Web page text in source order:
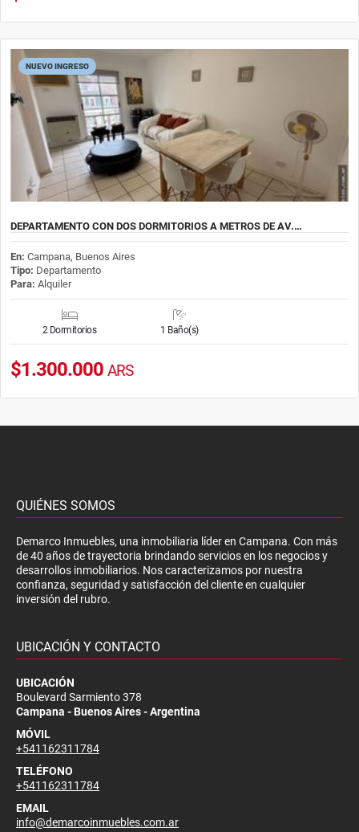
NUEVO INGRESO
DEPARTAMENTO CON DOS DORMITORIOS A METROS DE AV.…
En: Campana, Buenos Aires
Tipo: Departamento
Para: Alquiler
2 Dormitorios 1 Baño(s)
$1.300.000 ARS
QUIÉNES SOMOS
Demarco Inmuebles, una inmobiliaria líder en Campana. Con más
de 40 años de trayectoria brindando servicios en los negocios y
desarrollos inmobiliarios. Nos caracterizamos por nuestra
confianza, seguridad y satisfacción del cliente en cualquier
inversión del rubro.
UBICACIÓN Y CONTACTO
UBICACIÓN
Boulevard Sarmiento 378
Campana - Buenos Aires - Argentina
MÓVIL
+541162311784
TELÉFONO
+541162311784
EMAIL
info@demarcoinmuebles.com.ar